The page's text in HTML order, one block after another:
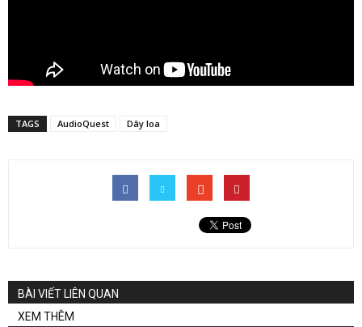
TAGS AudioQuest Dây loa
BÀI VIẾT LIÊN QUAN
XEM THÊM